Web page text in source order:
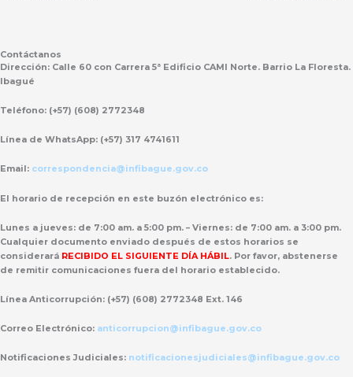
Contáctanos
Dirección: Calle 60 con Carrera 5ª Edificio CAMI Norte. Barrio La Floresta.
Ibagué
Teléfono: (+57) (608) 2772348
Línea de WhatsApp: (+57) 317 4741611
Email: correspondencia@infibague.gov.co
El horario de recepción en este buzón electrónico es:
Lunes a jueves: de 7:00 am. a 5:00 pm. – Viernes: de 7:00 am. a 3:00 pm.
Cualquier documento enviado después de estos horarios se
considerará RECIBIDO EL SIGUIENTE DÍA HÁBIL. Por favor, abstenerse
de remitir comunicaciones fuera del horario establecido.
Línea Anticorrupción: (+57) (608) 2772348 Ext. 146
Correo Electrónico: anticorrupcion@infibague.gov.co
Notificaciones Judiciales: notificacionesjudiciales@infibague.gov.co